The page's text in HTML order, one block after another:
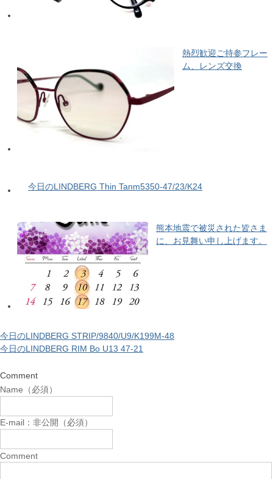
熱烈歓迎ご持参フレー
ム、レンズ交換
今日のLINDBERG Thin Tanm5350-47/23/K24
熊本地震で被災された皆さま
に、お見舞い申し上げます。
今日のLINDBERG STRIP/9840/U9/K199M-48
今日のLINDBERG RIM Bo U13 47-21
Comment
Name（必須）
E-mail：非公開（必須）
Comment